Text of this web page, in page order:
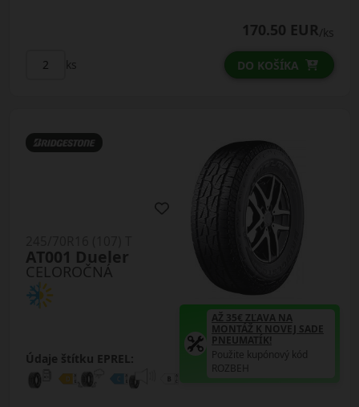
170.50 EUR/ks
ks DO KOŠÍKA
CELOROČNÁ
AT001 Dueler
Údaje štítku EPREL:
AŽ 35€ ZĽAVA NA
MONTÁŽ K NOVEJ SADE
PNEUMATÍK!
Použite kupónový kód
ROZBEH